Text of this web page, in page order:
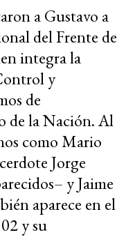
a Gustavo a
del Frente de
integra la
y
de
de la Nación. Al
como Mario
Jorge
y Jaime
aparece en el
y su